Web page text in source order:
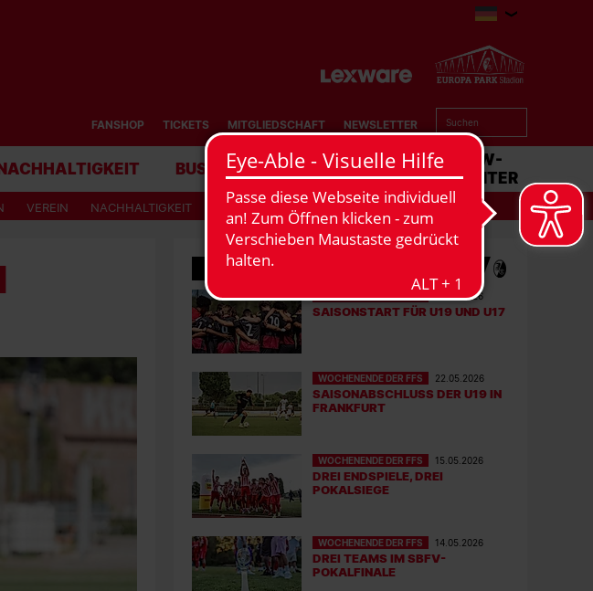
FANSHOP TICKETS MITGLIEDSCHAFT NEWSLETTER
NACHHALTIGKEIT BUSINESS STADION MATCHCENTER
VEREIN NACHHALTIGKEIT
WOCHENENDE DER FFS 07.08.2026
SAISONSTART FÜR U19 UND U17
WOCHENENDE DER FFS 22.05.2026
SAISONABSCHLUSS DER U19 IN
FRANKFURT
WOCHENENDE DER FFS 15.05.2026
DREI ENDSPIELE, DREI
POKALSIEGE
WOCHENENDE DER FFS 14.05.2026
DREI TEAMS IM SBFV-
POKALFINALE